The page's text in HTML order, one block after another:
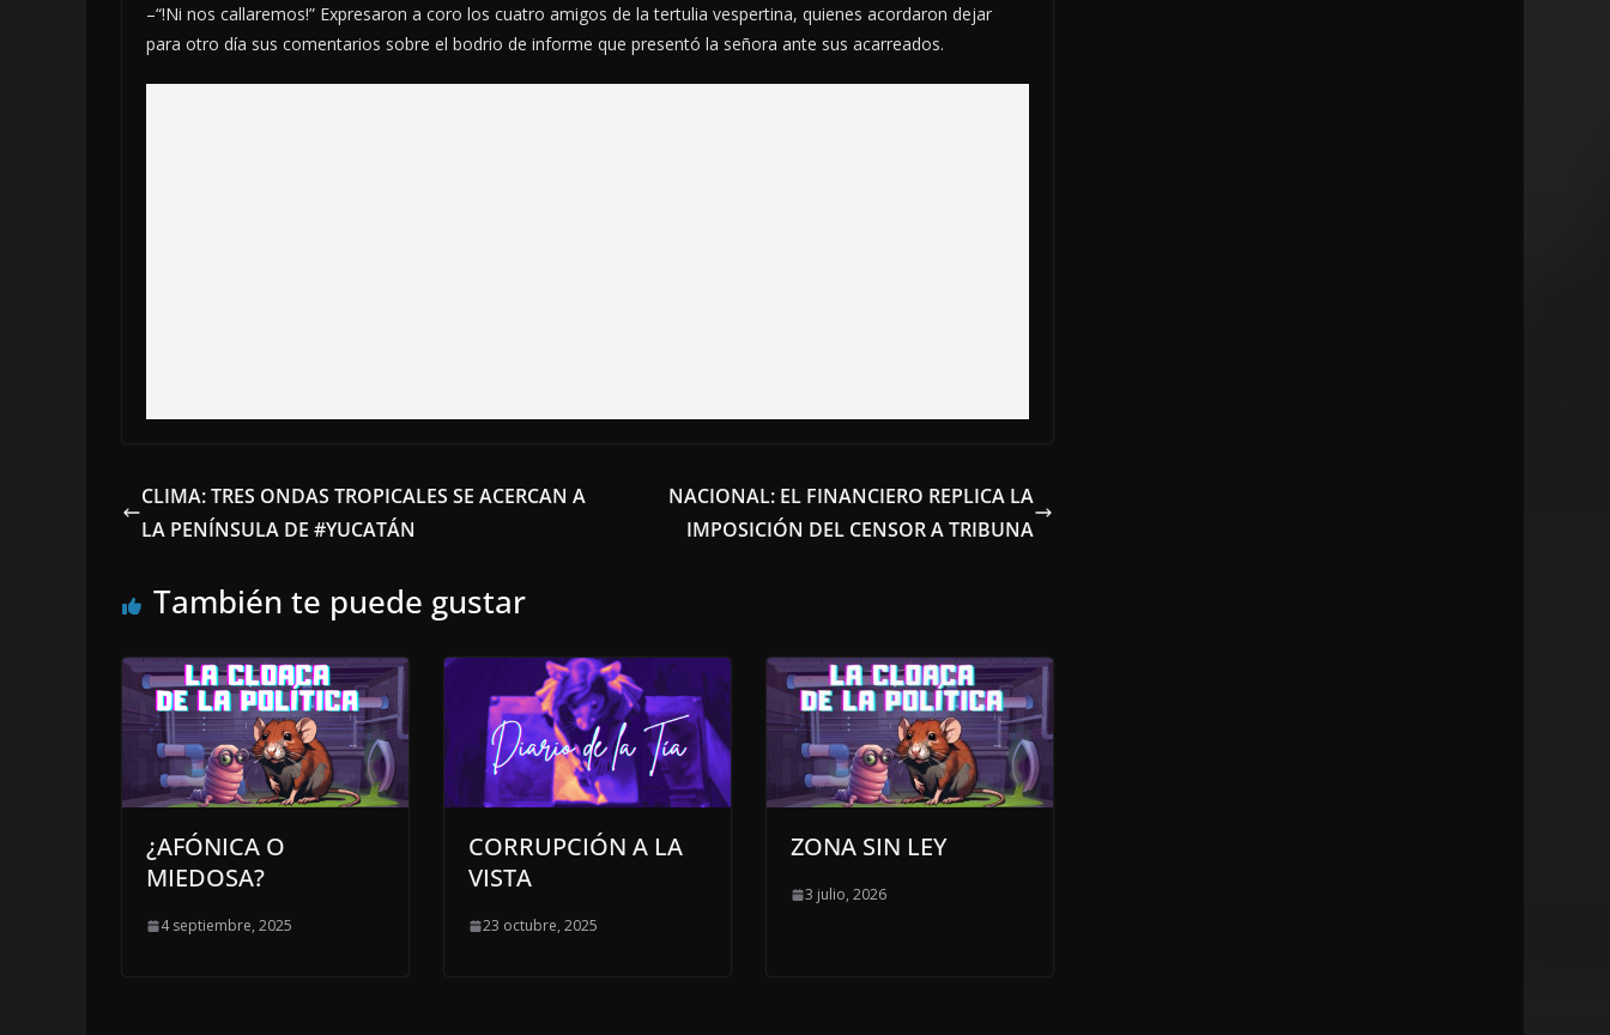
–“!Ni nos callaremos!” Expresaron a coro los cuatro amigos de la tertulia vespertina, quienes acordaron dejar
para otro día sus comentarios sobre el bodrio de informe que presentó la señora ante sus acarreados.
CLIMA: TRES ONDAS TROPICALES SE ACERCAN A
LA PENÍNSULA DE #YUCATÁN
NACIONAL: EL FINANCIERO REPLICA LA
IMPOSICIÓN DEL CENSOR A TRIBUNA
También te puede gustar
¿AFÓNICA O
MIEDOSA?
4 septiembre, 2025
CORRUPCIÓN A LA
VISTA
23 octubre, 2025
ZONA SIN LEY
3 julio, 2026